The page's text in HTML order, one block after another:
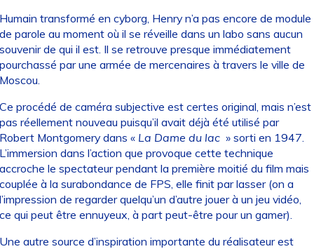
transformé en cyborg, Henry n’a pas encore de module
parole au moment où il se réveille dans un labo sans aucun
de qui il est. Il se retrouve presque immédiatement
par une armée de mercenaires à travers le ville de
procédé de caméra subjective est certes original, mais n’est
réellement nouveau puisqu’il avait déjà été utilisé par
Montgomery dans « La Dame du lac » sorti en 1947.
dans l’action que provoque cette technique
le spectateur pendant la première moitié du film mais
à la surabondance de FPS, elle finit par lasser (on a
de regarder quelqu’un d’autre jouer à un jeu vidéo,
qui peut être ennuyeux, à part peut-être pour un gamer).
autre source d’inspiration importante du réalisateur est